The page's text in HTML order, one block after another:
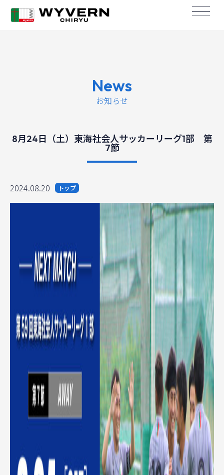
News
お知らせ
8月24日（土）東海社会人サッカーリーグ1部 第
7節
2024.08.20 トップ